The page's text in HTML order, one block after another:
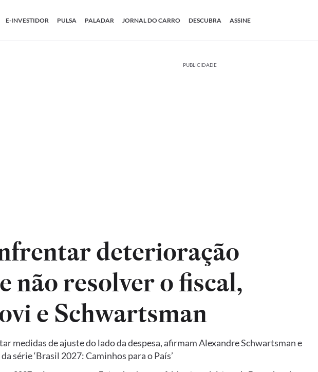
E-INVESTIDOR PULSA PALADAR JORNAL DO CARRO DESCUBRA ASSINE
PUBLICIDADE
deterioração
não resolver o fiscal,
e Schwartsman
medidas de ajuste do lado da despesa, afirmam Alexandre Schwartsman e
série ‘Brasil 2027: Caminhos para o País’